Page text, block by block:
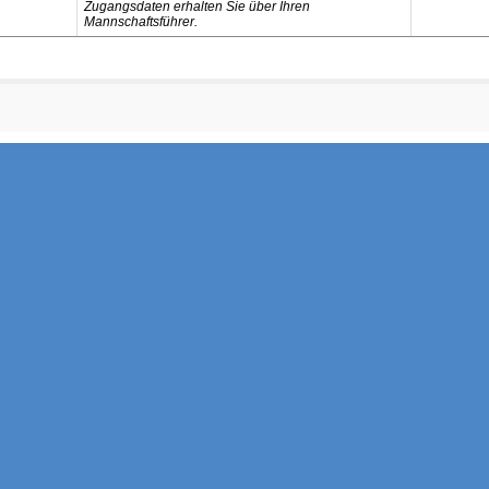
Zugangsdaten erhalten Sie über Ihren
Mannschaftsführer.